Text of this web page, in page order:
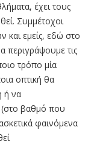
έχει τους
Συμμέτοχοι
και εμείς, εδώ στο
περιγράψουμε τις
τρόπο μία
οπτική θα
ή να
(στο βαθμό που
φαινόμενα